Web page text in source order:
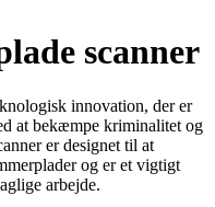
scanner
innovation, der er
at bekæmpe kriminalitet og
er designet til at
og er et vigtigt
arbejde.